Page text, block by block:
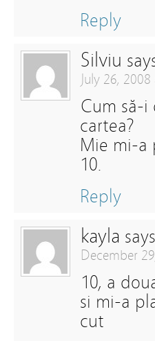
Reply
Silviu
July 26,
Cum să-i
cartea?
Mie mi-a
10.
Reply
kayla
December
10, a
si mi-a
cut